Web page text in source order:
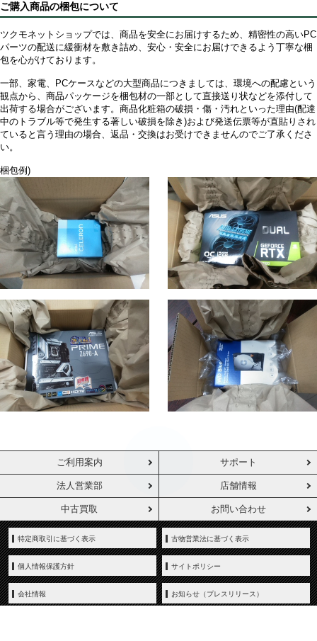
ご購入商品の梱包について
ツクモネットショップでは、商品を安全にお届けするため、精密性の高いPC
パーツの配送に緩衝材を敷き詰め、安心・安全にお届けできるよう丁寧な梱
包を心がけております。
一部、家電、PCケースなどの大型商品につきましては、環境への配慮という
観点から、商品パッケージを梱包材の一部として直接送り状などを添付して
出荷する場合がございます。商品化粧箱の破損・傷・汚れといった理由(配達
中のトラブル等で発生する著しい破損を除き)および発送伝票等が直貼りされ
ていると言う理由の場合、返品・交換はお受けできませんのでご了承くださ
い。
梱包例)
ご利用案内 サポート
法人営業部 店舗情報
中古買取 お問い合わせ
特定商取引に基づく表示 古物営業法に基づく表示
個人情報保護方針 サイトポリシー
会社情報 お知らせ（プレスリリース）